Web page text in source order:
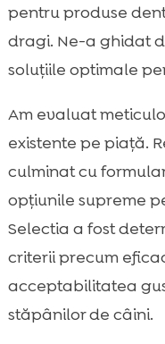
pentru produse
dragi. Ne-a ghidat
soluțiile optimale
Am evaluat
existente pe piață.
culminat cu
opțiunile supreme
Selectia a fost
criterii precum
acceptabilitatea
stăpânilor de câini.